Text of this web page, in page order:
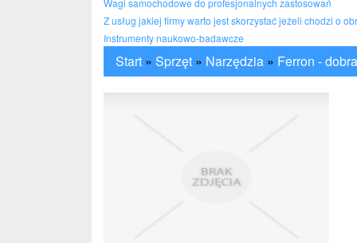
Wagi samochodowe do profesjonalnych zastosowań
Z usług jakiej firmy warto jest skorzystać jeżeli chodzi o
Instrumenty naukowo-badawcze
Start » Sprzęt » Narzędzia » Ferron -